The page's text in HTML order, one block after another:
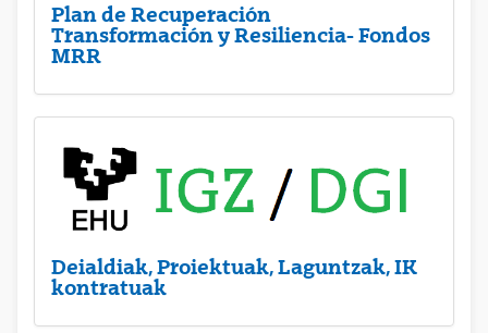
Plan de Recuperación
Transformación y Resiliencia- Fondos
MRR
Deialdiak, Proiektuak, Laguntzak, IK
kontratuak